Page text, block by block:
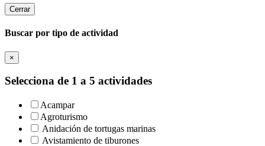
Cerrar
Buscar por tipo de actividad
×
Selecciona de 1 a 5 actividades
Acampar
Agroturismo
Anidación de tortugas marinas
Avistamiento de tiburones